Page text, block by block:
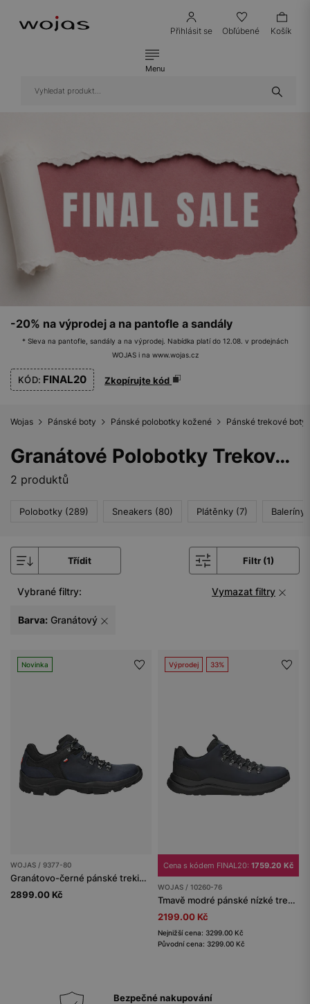
Přihlásit se Obľúbené Košík
Menu
-20% na výprodej a na pantofle a sandály
* Sleva na pantofle, sandály a na výprodej. Nabídka platí do 12.08. v prodejnách
WOJAS i na www.wojas.cz
KÓD: FINAL20 Zkopírujte kód
Wojas Pánské boty Pánské polobotky kožené Pánské trekové boty
Granátové Polobotky Trekové Boty pánské kožené
2 produktů
Polobotky (289) Sneakers (80) Plátěnky (7) Baleríny
Třídit Filtr (1)
Vybrané filtry: Vymazat filtry
Barva: Granátový
Novinka
WOJAS / 9377-80
Granátovo-černé pánské trekingové boty s pleteným materiálem
2899.00 Kč
Výprodej 33%
Cena s kódem FINAL20: 1759.20 Kč
WOJAS / 10260-76
Tmavě modré pánské nízké trekkingové polobotky
2199.00 Kč
Nejnižší cena: 3299.00 Kč
Původní cena: 3299.00 Kč
Bezpečné nakupování